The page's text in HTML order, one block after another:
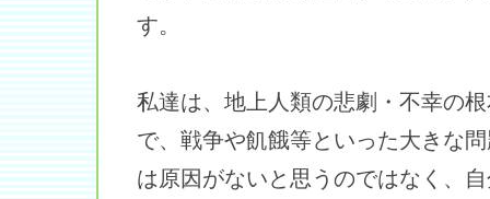
す。
私達は、地上人類の悲劇・不幸の
で、戦争や飢餓等といった大きな
は原因がないと思うのではなく、